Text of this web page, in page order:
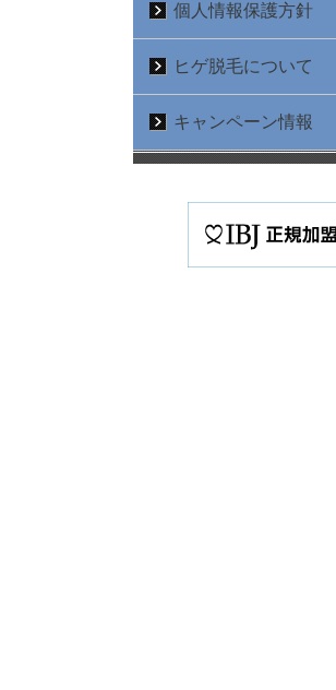
個人情報保護方針
ヒゲ脱毛について
キャンペーン情報